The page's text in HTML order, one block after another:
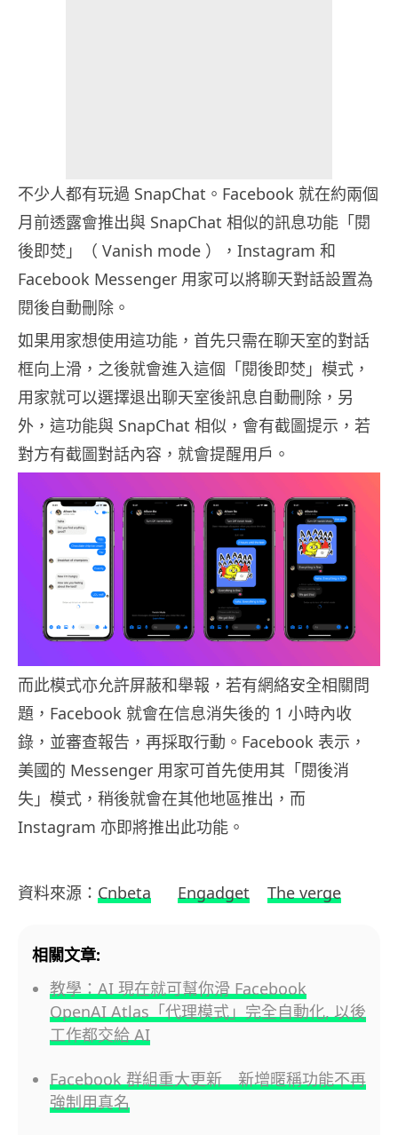
不少人都有玩過 SnapChat。Facebook 就在約兩個
月前透露會推出與 SnapChat 相似的訊息功能「閱
後即焚」（ Vanish mode ），Instagram 和
Facebook Messenger 用家可以將聊天對話設置為
閱後自動刪除。
如果用家想使用這功能，首先只需在聊天室的對話
框向上滑，之後就會進入這個「閱後即焚」模式，
用家就可以選擇退出聊天室後訊息自動刪除，另
外，這功能與 SnapChat 相似，會有截圖提示，若
對方有截圖對話內容，就會提醒用戶。
而此模式亦允許屏蔽和舉報，若有網絡安全相關問
題，Facebook 就會在信息消失後的 1 小時內收
錄，並審查報告，再採取行動。Facebook 表示，
美國的 Messenger 用家可首先使用其「閱後消
失」模式，稍後就會在其他地區推出，而
Instagram 亦即將推出此功能。
資料來源： Cnbeta Engadget The verge
相關文章:
教學：AI 現在就可幫你滑 Facebook
OpenAI Atlas「代理模式」完全自動化, 以後
工作都交給 AI
Facebook 群組重大更新 新增暱稱功能不再
強制用真名